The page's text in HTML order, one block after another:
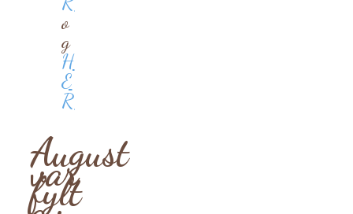
o
g
H
E
R
August
var
fylt